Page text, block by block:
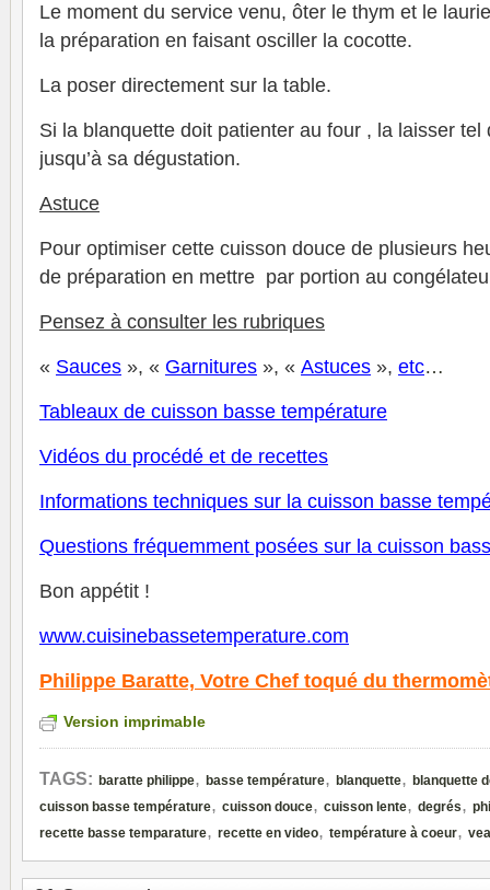
Le moment du service venu, ôter le thym et le
la préparation en faisant osciller la cocotte.
La poser directement sur la table.
Si la blanquette doit patienter au four , la laisser tel
jusqu’à sa dégustation.
Astuce
Pour optimiser cette cuisson douce de plusieurs
de préparation en mettre par portion au
Pensez à consulter les rubriques
« Sauces », « Garnitures », « Astuces », etc…
Tableaux de cuisson basse température
Vidéos du procédé et de recettes
Informations techniques sur la cuisson basse
Questions fréquemment posées sur la cuisson
Bon appétit !
www.cuisinebassetemperature.com
Philippe Baratte, Votre Chef toqué du
Version imprimable
TAGS: baratte philippe, basse température, blanquette, blanquette
cuisson basse température, cuisson douce, cuisson lente, degrés,
recette basse temparature, recette en video, température à coeur,